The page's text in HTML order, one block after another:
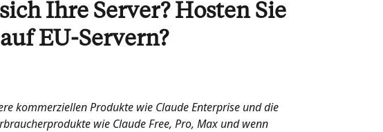
Ihre Server? Hosten Sie
EU-Servern?
kommerziellen Produkte wie Claude Enterprise und die
wie Claude Free, Pro, Max und wenn